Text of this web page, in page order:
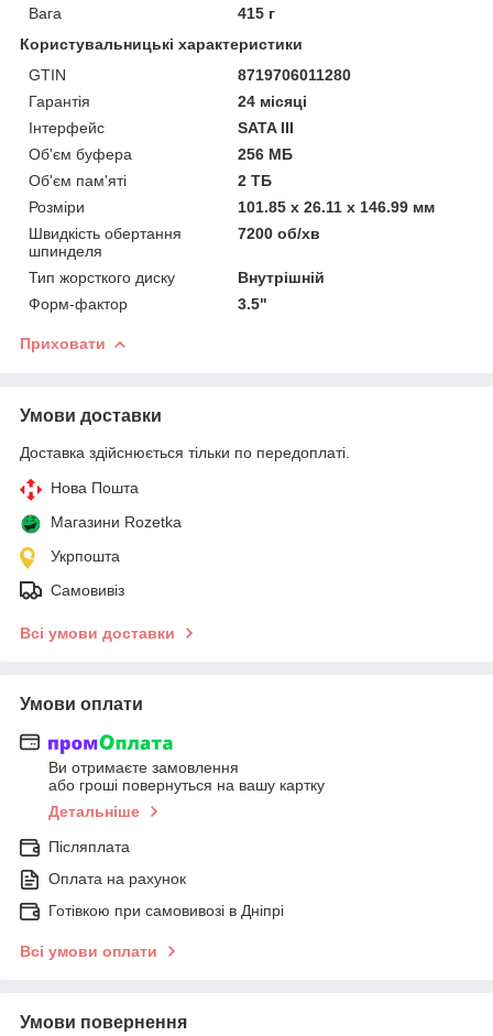
Вага
415 г
Користувальницькі характеристики
GTIN
8719706011280
Гарантія
24 місяці
Інтерфейс
SATA III
Об'єм буфера
256 МБ
Об'єм пам'яті
2 ТБ
Розміри
101.85 x 26.11 x 146.99 мм
Швидкість обертання
шпинделя
7200 об/хв
Тип жорсткого диску
Внутрішній
Форм-фактор
3.5"
Приховати
Умови доставки
Доставка здійснюється тільки по передоплаті.
Нова Пошта
Магазини Rozetka
Укрпошта
Самовивіз
Всі умови доставки
Умови оплати
Ви отримаєте замовлення
або гроші повернуться на вашу картку
Детальніше
Післяплата
Оплата на рахунок
Готівкою при самовивозі в Дніпрі
Всі умови оплати
Умови повернення